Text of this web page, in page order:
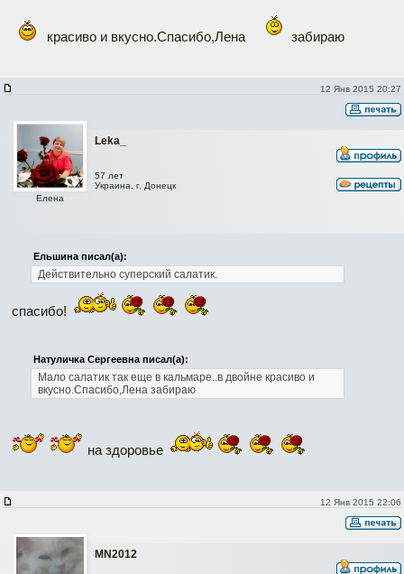
красиво и вкусно.Спасибо,Лена забираю
12 Янв 2015 20:27
Leka_
Елена
57 лет
Украина, г. Донецк
Ельшина писал(а):
Действительно суперский салатик.
спасибо!
Натуличка Сергеевна писал(а):
Мало салатик так еще в кальмаре..в двойне красиво и
вкусно.Спасибо,Лена забираю
на здоровье
12 Янв 2015 22:06
MN2012